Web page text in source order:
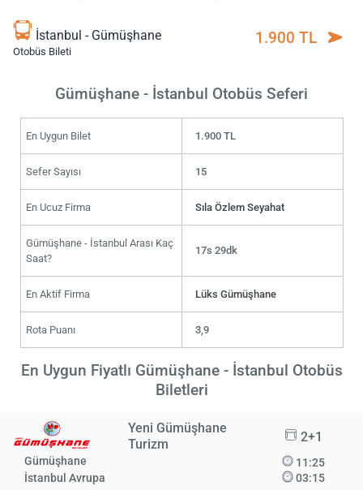
İstanbul - Gümüşhane
Otobüs Bileti
1.900 TL
Gümüşhane - İstanbul Otobüs Seferi
En Uygun Bilet 1.900 TL
Sefer Sayısı 15
En Ucuz Firma Sıla Özlem Seyahat
Gümüşhane - İstanbul Arası Kaç
Saat?
17s 29dk
En Aktif Firma Lüks Gümüşhane
Rota Puanı 3,9
En Uygun Fiyatlı Gümüşhane - İstanbul Otobüs
Biletleri
Yeni Gümüşhane
Turizm
2+1
Gümüşhane
İstanbul Avrupa
11:25
03:15